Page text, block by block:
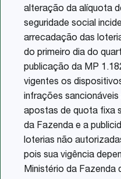
alteração da alíquota
seguridade social
arrecadação das
do primeiro dia do
publicação da MP
vigentes os
infrações
apostas de quota fixa
da Fazenda e a
loterias não
pois sua vigência
Ministério da Fazenda